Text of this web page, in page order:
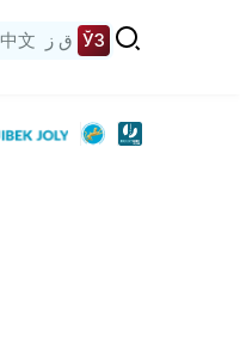
中文 ق ز ЎЗ